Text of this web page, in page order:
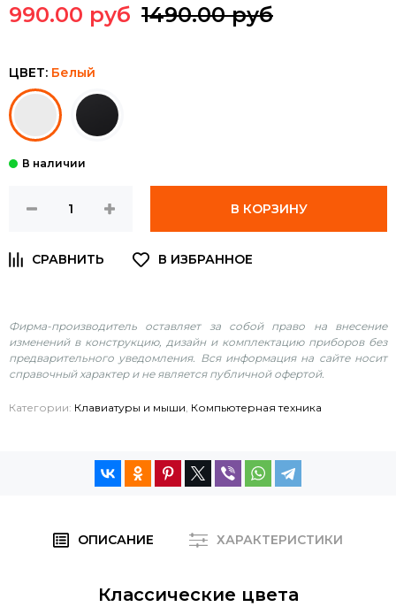
990.00 руб 1490.00 руб
ЦВЕТ: Белый
В КОРЗИНУ
Фирма-производитель оставляет за собой право на внесение
изменений в конструкцию, дизайн и комплектацию приборов без
предварительного уведомления. Вся информация на сайте носит
справочный характер и не является публичной офертой.
Категории: Клавиатуры и мыши, Компьютерная техника
ОПИСАНИЕ ХАРАКТЕРИСТИКИ
Классические цвета